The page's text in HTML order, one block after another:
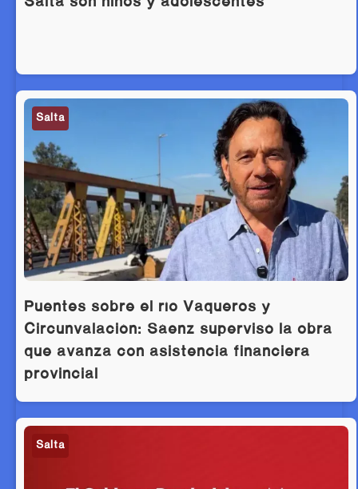
Salta
Puentes sobre el río Vaqueros y
Circunvalación: Sáenz supervisó la obra
que avanza con asistencia financiera
provincial
Salta